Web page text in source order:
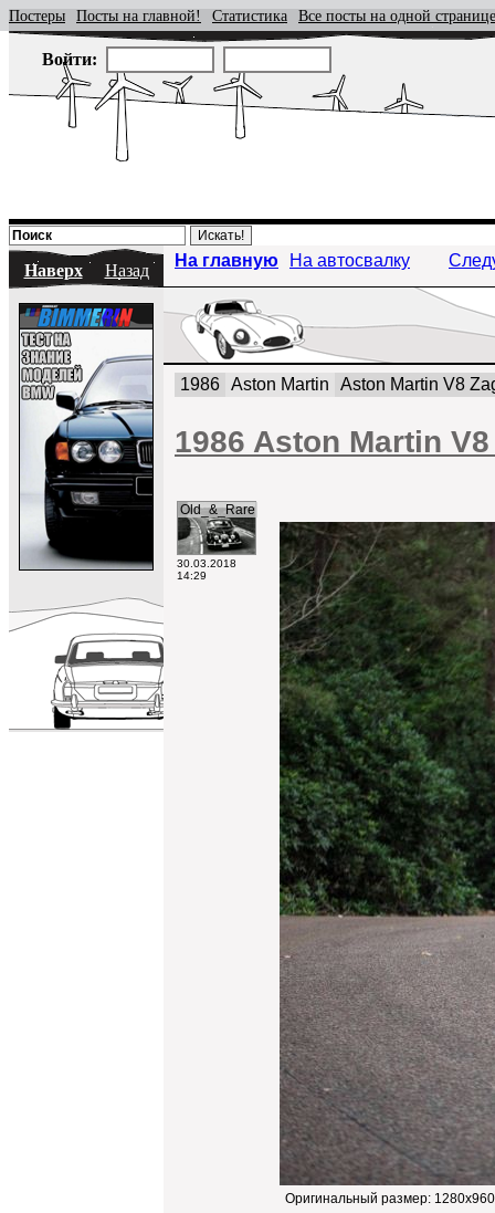
Постеры Посты на главной! Статистика Все посты на одной странице
Войти:
Наверх Назад
На главную На автосвалку
1986 Aston Martin Aston Martin V8
1986 Aston Martin
Old_&_Rare
30.03.2018
14:29
Оригинальный размер: